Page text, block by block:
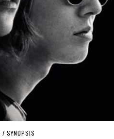
/ SYNOPSIS